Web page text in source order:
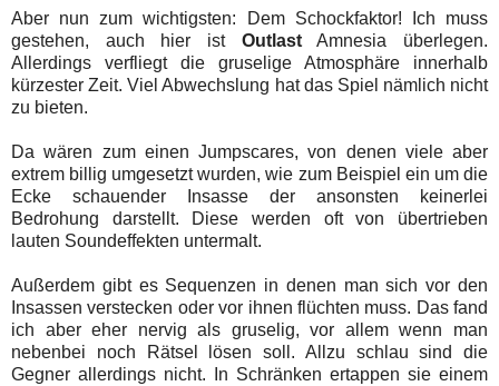
Aber nun zum wichtigsten: Dem Schockfaktor!
Ich muss
gestehen, auch hier ist OutlastAmnesia überlegen.
Allerdings verfliegt die gruselige Atmosphäre innerhalb
kürzester Zeit. Viel Abwechslung hat das Spiel nämlich nicht
zu bieten.
Da wären zum einen Jumpscares, von denen viele aber
extrem billig umgesetzt wurden, wie zum Beispiel ein um die
Ecke schauender Insasse der ansonsten keinerlei
Bedrohung darstellt. Diese werden oft von übertrieben
lauten Soundeffekten untermalt.
Außerdem gibt es Sequenzen in denen man sich vor den
Insassen verstecken oder vor ihnen flüchten muss. Das fand
ich aber eher nervig als gruselig, vor allem wenn man
nebenbei noch Rätsel lösen soll. Allzu schlau sind die
Gegner allerdings nicht. In Schränken ertappen sie einem